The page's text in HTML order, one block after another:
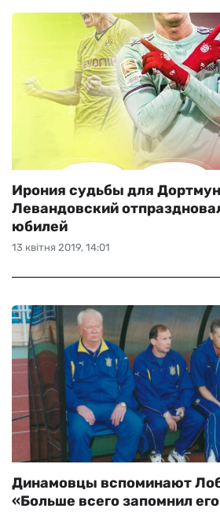
13 квітня 2019, 14:01
Ирония судьбы для
Левандовский
юбилей
Динамовцы вспоминают
«Больше всего запомнил